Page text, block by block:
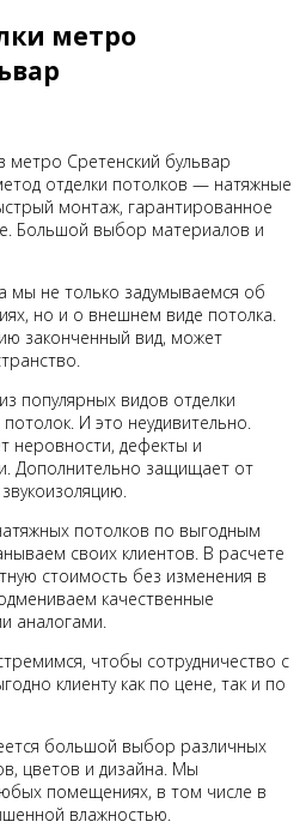
метро
Сретенский бульвар
отделки потолков — натяжные
монтаж, гарантированное
Большой выбор материалов и
мы не только задумываемся об
но и о внешнем виде потолка.
законченный вид, может
популярных видов отделки
И это неудивительно.
неровности, дефекты и
Дополнительно защищает от
потолков по выгодным
своих клиентов. В расчете
стоимость без изменения в
качественные
аналогами.
чтобы сотрудничество с
клиенту как по цене, так и по
большой выбор различных
цветов и дизайна. Мы
помещениях, в том числе в
влажностью.